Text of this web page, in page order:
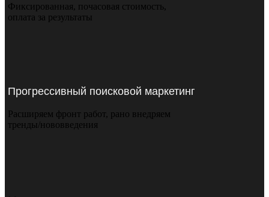
Фиксированная, почасовая стоимость,
оплата за результаты
Прогрессивный поисковой маркетинг
Расширяем фронт работ, рано внедряем
тренды/нововведения